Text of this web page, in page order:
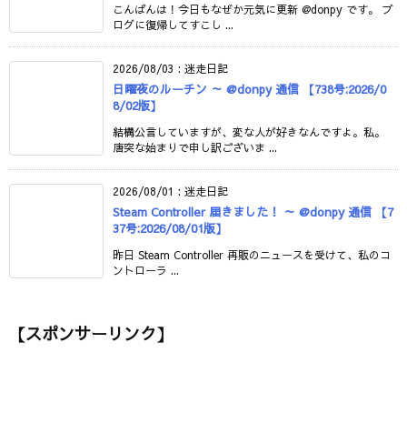
こんばんは！今日もなぜか元気に更新 @donpy です。 ブ
ログに復帰してすこし ...
2026/08/03 : 迷走日記
日曜夜のルーチン ～ @donpy 通信 【738号:2026/0
8/02版】
結構公言していますが、変な人が好きなんですよ。私。
唐突な始まりで申し訳ございま ...
2026/08/01 : 迷走日記
Steam Controller 届きました！ ～ @donpy 通信 【7
37号:2026/08/01版】
昨日 Steam Controller 再販のニュースを受けて、私のコ
ントローラ ...
【スポンサーリンク】